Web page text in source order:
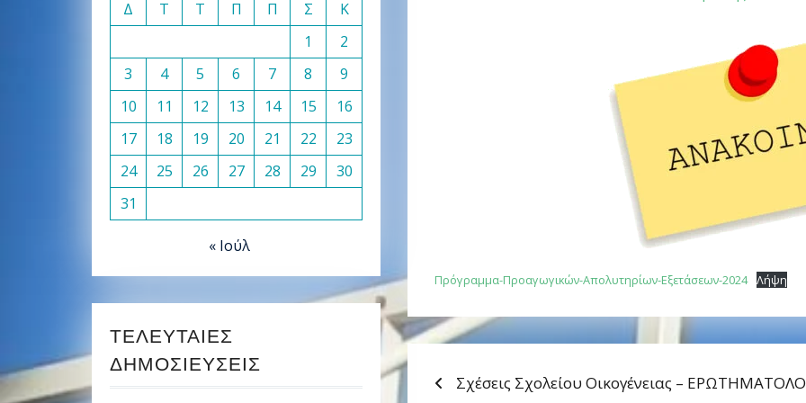
Πρόγραμμα-Προαγωγικών-Απολυτηρίων-Εξετάσεων-2024 Λήψη
ΠΛΟΉΓΗΣΗ
Προηγούμενη
Σχέσεις Σχολείου Οικογένειας –
Δ
Τ Τ Π Π Σ
Κ
1
2
3
4 5 6 7 8
9
10
11 12 13 14 15
16
17
18 19 20 21 22
23
24
25 26 27 28 29
30
31
« Ιούλ
ΤΕΛΕΥΤΑΊΕΣ
ΔΗΜΟΣΙΕΎΣΕΙΣ